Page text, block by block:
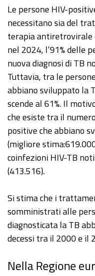
Le persone HIV-
necessitano sia del
terapia antiretrovirale
nel 2024, l’91% delle
nuova diagnosi di TB
Tuttavia, tra le
abbiano sviluppato la
scende al 61%. Il
che esiste tra il
positive che abbiano
(migliore
coinfezioni HIV-TB
(413.516).
Si stima che i
somministrati alle
diagnosticata la TB
decessi tra il 2000 e il
Nella Regione